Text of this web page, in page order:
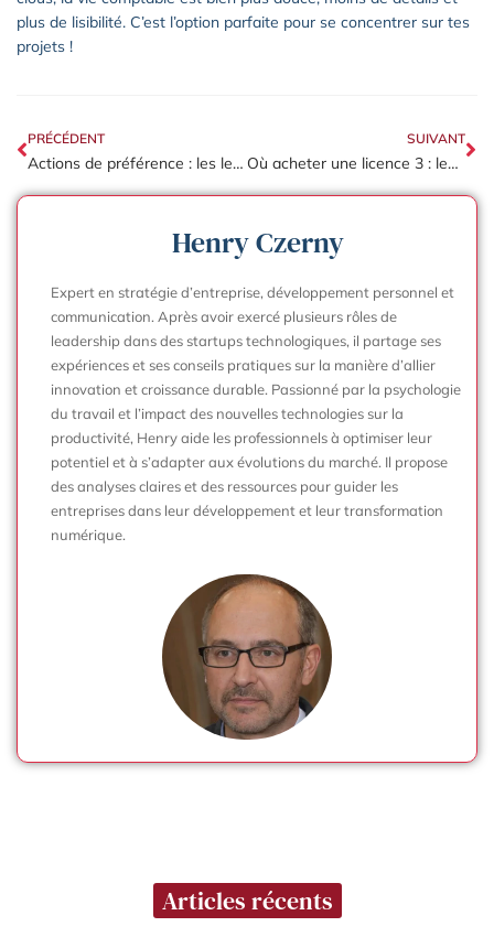
plus de lisibilité. C’est l’option parfaite pour se concentrer sur tes
projets !
PRÉCÉDENT
Actions de préférence : les leviers stratégiques pour protéger le pouvoir décisionnel
SUIVANT
Où acheter une licence 3 : les étapes pour sécuriser votre investissement ?
Henry Czerny
Expert en stratégie d’entreprise, développement personnel et
communication. Après avoir exercé plusieurs rôles de
leadership dans des startups technologiques, il partage ses
expériences et ses conseils pratiques sur la manière d’allier
innovation et croissance durable. Passionné par la psychologie
du travail et l’impact des nouvelles technologies sur la
productivité, Henry aide les professionnels à optimiser leur
potentiel et à s’adapter aux évolutions du marché. Il propose
des analyses claires et des ressources pour guider les
entreprises dans leur développement et leur transformation
numérique.
Articles récents